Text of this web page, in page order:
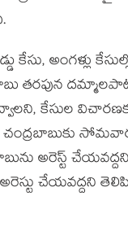
కేసు, అంగళ్లు
తరపున
కేసుల
చంద్రబాబుకు
అరెస్ట్
చేయవద్దని